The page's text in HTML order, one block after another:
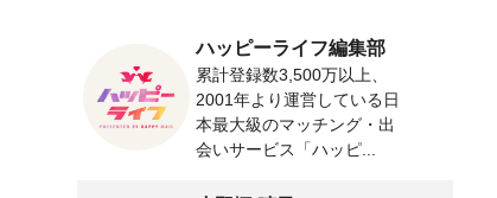
ハッピーライフ編集部
累計登録数3,500万以上、
2001年より運営している日
本最大級のマッチング・出
会いサービス「ハッピ...